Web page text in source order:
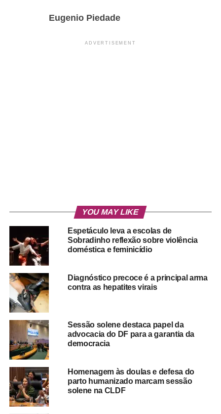
Eugenio Piedade
ADVERTISEMENT
YOU MAY LIKE
Espetáculo leva a escolas de
Sobradinho reflexão sobre violência
doméstica e feminicídio
Diagnóstico precoce é a principal arma
contra as hepatites virais
Sessão solene destaca papel da
advocacia do DF para a garantia da
democracia
Homenagem às doulas e defesa do
parto humanizado marcam sessão
solene na CLDF